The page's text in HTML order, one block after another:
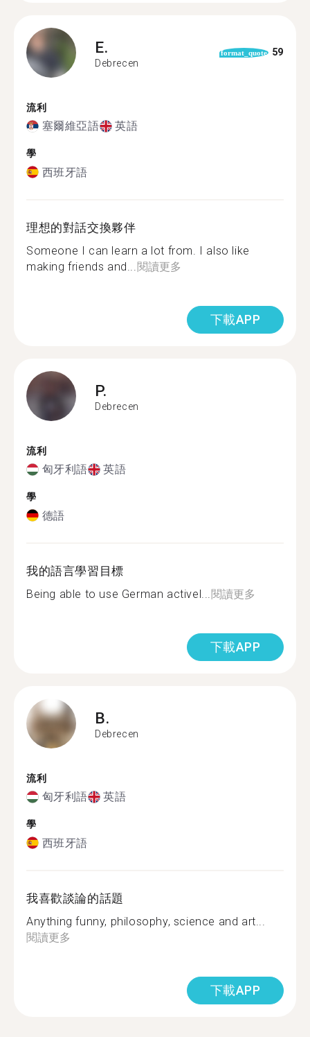
E.
Debrecen
format_quote 59
流利
塞爾維亞語 英語
學
西班牙語
理想的對話交換夥伴
Someone I can learn a lot from. I also like
making friends and... 閱讀更多
下載APP
P.
Debrecen
流利
匈牙利語 英語
學
德語
我的語言學習目標
Being able to use German activel... 閱讀更多
下載APP
B.
Debrecen
流利
匈牙利語 英語
學
西班牙語
我喜歡談論的話題
Anything funny, philosophy, science and art...
閱讀更多
下載APP